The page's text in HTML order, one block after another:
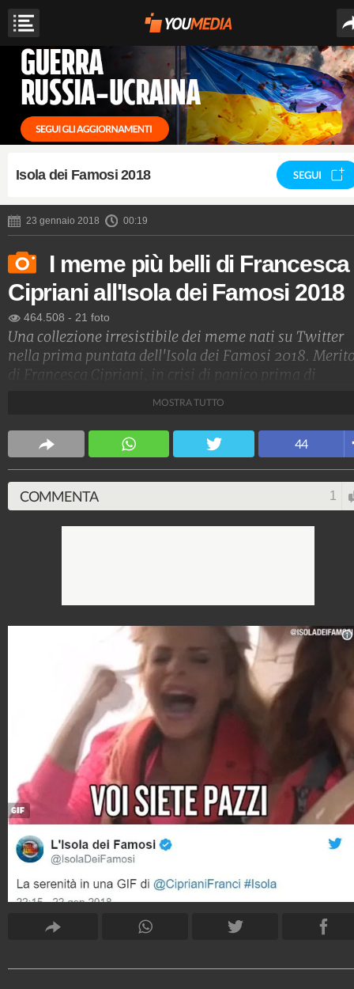
Isola dei Famosi 2018 SEGUI
23 gennaio 2018 00:19
I meme più belli di Francesca
Cipriani all'Isola dei Famosi 2018
464.508 - 21 foto
Una collezione irresistibile dei meme nati su Twitter
nella prima puntata dell'Isola dei Famosi 2018.
di Francesca Cipriani, in crisi di panico prima di
Spettacolo Fanpage
4.053.426.486 9.455 video 76.076 foto
MOSTRA TUTTO
44
COMMENTA 1